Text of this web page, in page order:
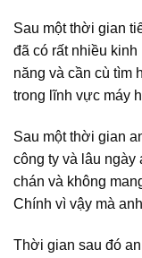
Sau một thời gian
đã có rất nhiều
năng và cần cù tìm
trong lĩnh vực máy
Sau một thời gian
công ty và lâu ngày
chán và không
Chính vì vậy mà
Thời gian sau đó